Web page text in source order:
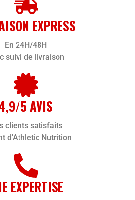
EXPRESS
En 24H/48H
suivi de livraison
4,9/5 AVIS
clients satisfaits
d'Athletic Nutrition
EXPERTISE